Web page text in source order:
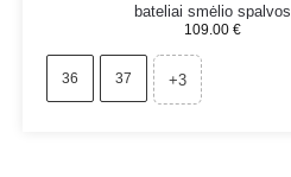
bateliai smėlio spalvos
109.00 €
36 37 +3